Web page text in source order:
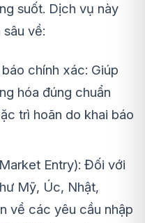
suốt. Dịch vụ này
về:
chính xác: Giúp
hóa đúng chuẩn
trì hoãn do khai báo
Entry): Đối với
Mỹ, Úc, Nhật,
về các yêu cầu nhập